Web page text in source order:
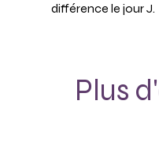
différence le jour J.
Plus